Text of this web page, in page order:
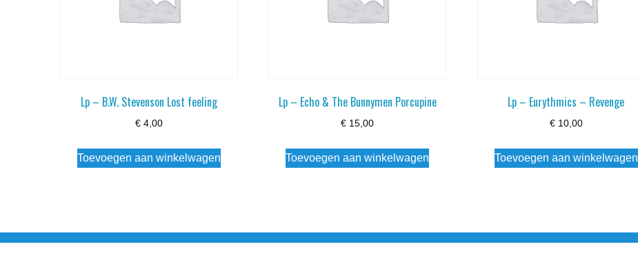
Lp – B.W. Stevenson Lost feeling
€4,00
Toevoegen aan winkelwagen
Lp – Echo & The Bunnymen Porcupine
€ 15,00
Toevoegen aan winkelwagen
Lp – Eurythmics – Revenge
€10,00
Toevoegen aan winkelwagen